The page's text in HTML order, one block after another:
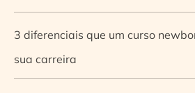
3 diferenciais que um curso
sua carreira